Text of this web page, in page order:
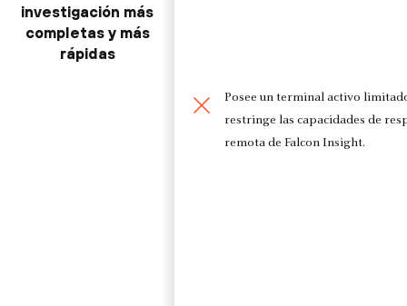
investigación más
completas y más
rápidas
Posee un terminal activo
restringe las capacidades de
remota de Falcon Insight.